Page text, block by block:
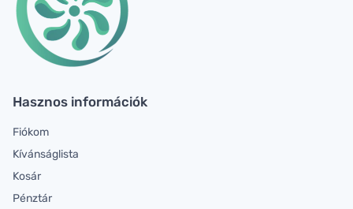
Hasznos információk
Fiókom
Kívánságlista
Kosár
Pénztár